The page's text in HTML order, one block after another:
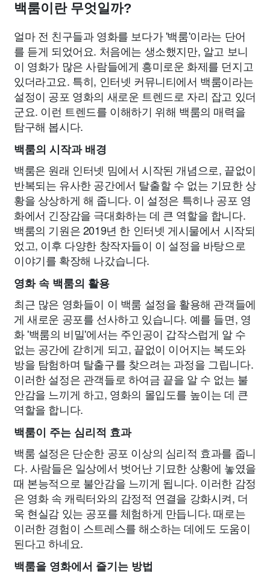
백룸이란 무엇일까?
얼마 전 친구들과 영화를 보다가 '백룸'이라는 단어
를 듣게 되었어요. 처음에는 생소했지만, 알고 보니
이 영화가 많은 사람들에게 흥미로운 화제를 던지고
있더라고요. 특히, 인터넷 커뮤니티에서 백룸이라는
설정이 공포 영화의 새로운 트렌드로 자리 잡고 있더
군요. 이런 트렌드를 이해하기 위해 백룸의 매력을
탐구해 봅시다.
백룸의 시작과 배경
백룸은 원래 인터넷 밈에서 시작된 개념으로, 끝없이
반복되는 유사한 공간에서 탈출할 수 없는 기묘한 상
황을 상상하게 해 줍니다. 이 설정은 특히나 공포 영
화에서 긴장감을 극대화하는 데 큰 역할을 합니다.
백룸의 기원은 2019년 한 인터넷 게시물에서 시작되
었고, 이후 다양한 창작자들이 이 설정을 바탕으로
이야기를 확장해 나갔습니다.
영화 속 백룸의 활용
최근 많은 영화들이 이 백룸 설정을 활용해 관객들에
게 새로운 공포를 선사하고 있습니다. 예를 들면, 영
화 '백룸의 비밀'에서는 주인공이 갑작스럽게 알 수
없는 공간에 갇히게 되고, 끝없이 이어지는 복도와
방을 탐험하며 탈출구를 찾으려는 과정을 그립니다.
이러한 설정은 관객들로 하여금 끝을 알 수 없는 불
안감을 느끼게 하고, 영화의 몰입도를 높이는 데 큰
역할을 합니다.
백룸이 주는 심리적 효과
백룸 설정은 단순한 공포 이상의 심리적 효과를 줍니
다. 사람들은 일상에서 벗어난 기묘한 상황에 놓였을
때 본능적으로 불안감을 느끼게 됩니다. 이러한 감정
은 영화 속 캐릭터와의 감정적 연결을 강화시켜, 더
욱 현실감 있는 공포를 체험하게 만듭니다. 때로는
이러한 경험이 스트레스를 해소하는 데에도 도움이
된다고 하네요.
백룸을 영화에서 즐기는 방법